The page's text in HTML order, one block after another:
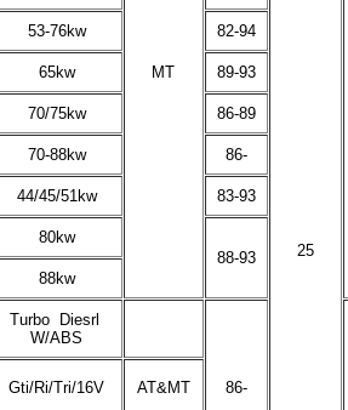
MT
25
53-76kw 82-94
65kw 89-93
70/75kw 86-89
70-88kw 86-
44/45/51kw 83-93
80kw
88-93
88kw
Turbo Diesrl
W/ABS
86-
Gti/Ri/Tri/16V AT&MT